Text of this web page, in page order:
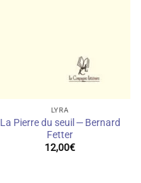
LYRA
La Pierre du seuil — Bernard
Fetter
12,00€